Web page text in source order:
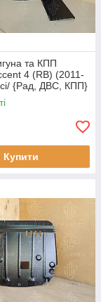
та КПП
4 (RB) (2011-
{Рад, ДВС, КПП}
Купити